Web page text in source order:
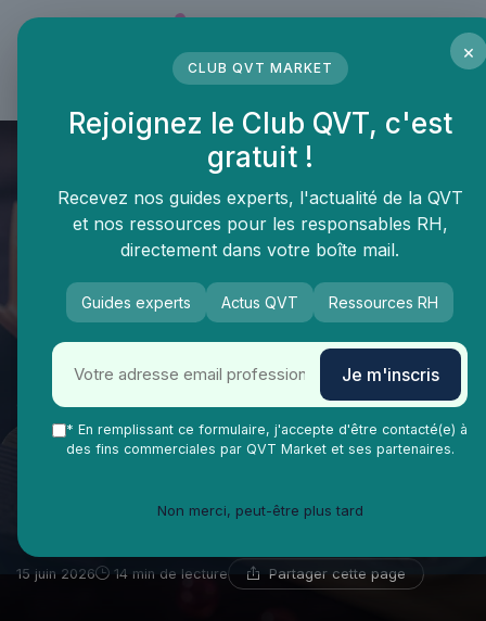
QVT Market Vie Ma Vie dans la QVT Recrutement
IA et recrutement en 2026 :
risques de biais algorithmiques
15 juin 2026 14 min de lecture Partager cette page
×
CLUB QVT MARKET
Rejoignez le Club QVT, c'est
gratuit !
Recevez nos guides experts, l'actualité de la QVT
et nos ressources pour les responsables RH,
directement dans votre boîte mail.
Guides experts Actus QVT Ressources RH
Je m'inscris
* En remplissant ce formulaire, j'accepte d'être contacté(e) à
des fins commerciales par QVT Market et ses partenaires.
Non merci, peut-être plus tard
Panneau de gestion des cookies